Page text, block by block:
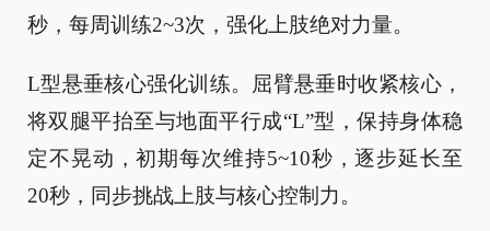
秒，每周训练2~3次，强化上肢绝对力量。
L型悬垂核心强化训练。屈臂悬垂时收紧核心，
将双腿平抬至与地面平行成“L”型，保持身体稳
定不晃动，初期每次维持5~10秒，逐步延长至
20秒，同步挑战上肢与核心控制力。